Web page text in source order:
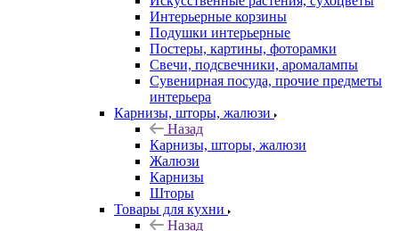
Интерьерные корзины
Подушки интерьерные
Постеры, картины, фоторамки
Свечи, подсвечники, аромалампы
Сувенирная посуда, прочие предметы
интерьера
Карнизы, шторы, жалюзи
Назад
Карнизы, шторы, жалюзи
Жалюзи
Карнизы
Шторы
Товары для кухни
Назад